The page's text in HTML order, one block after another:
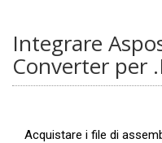
Integrare
Converter per
Acquistare i file di